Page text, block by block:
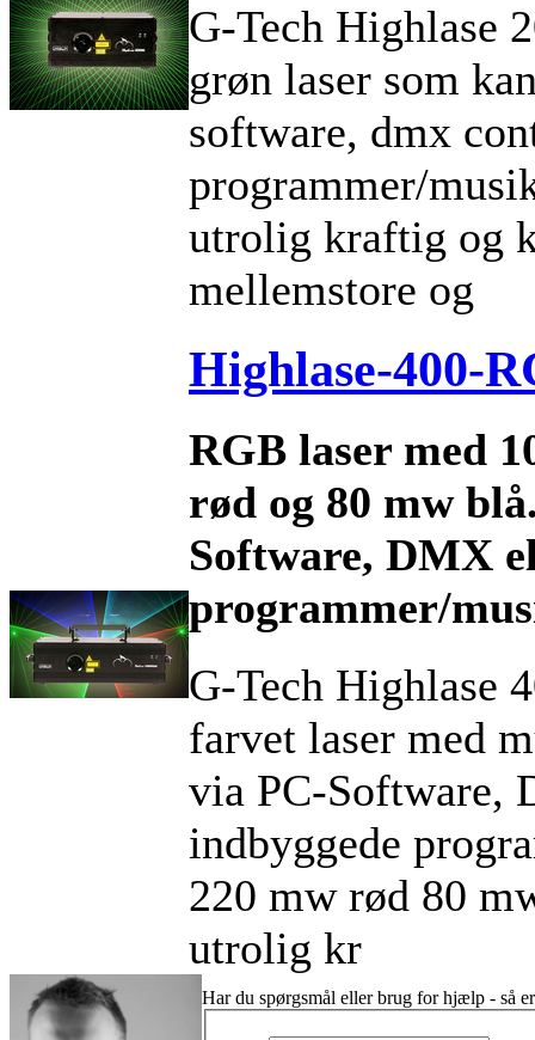
G-Tech Highlase
grøn laser som
software, dmx
programmer/
utrolig kraftig og
mellemstore og
Highlase-400-
RGB laser med
rød og 80 mw
Software, DMX
programmer/
G-Tech Highlase
farvet laser med
via PC-Software,
indbyggede
220 mw rød 80
utrolig kr
Har du spørgsmål eller brug for hjælp - så